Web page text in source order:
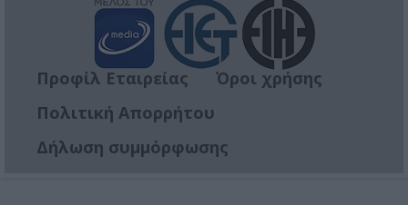
Προφίλ Εταιρείας
Όροι χρήσης
Πολιτική Απορρήτου
Δήλωση συμμόρφωσης